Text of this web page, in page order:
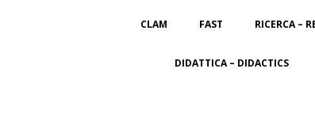
CLAM FAST RICERCA –
DIDATTICA – DIDACTICS